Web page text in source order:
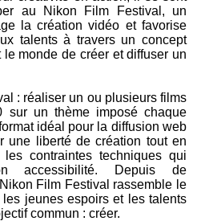
au Nikon Film Festival, un
la création vidéo et favorise
talents à travers un concept
monde de créer et diffuser un
: réaliser un ou plusieurs films
sur un thème imposé chaque
idéal pour la diffusion web
une liberté de création tout en
contraintes techniques qui
accessibilité. Depuis de
Film Festival rassemble le
jeunes espoirs et les talents
commun : créer.